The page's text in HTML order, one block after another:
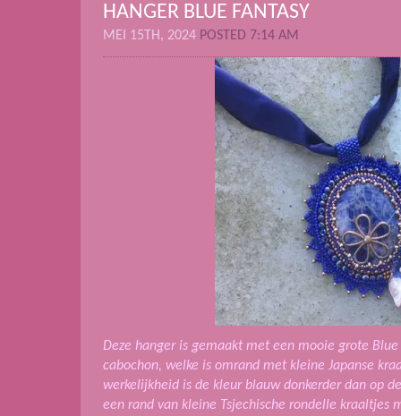
HANGER BLUE FANTASY
MEI 15TH, 2024 POSTED 7:14 AM
Deze hanger is gemaakt met een mooie grote Blue
cabochon, welke is omrand met kleine Japanse
werkelijkheid is de kleur blauw donkerder dan op
een rand van kleine Tsjechische rondelle kraaltjes